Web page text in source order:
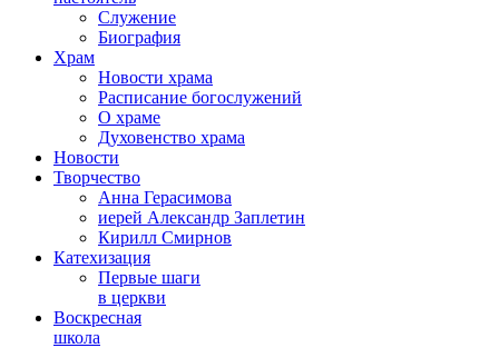
Служение
Биография
Храм
Новости храма
Расписание богослужений
О храме
Духовенство храма
Новости
Творчество
Анна Герасимова
иерей Александр Заплетин
Кирилл Смирнов
Катехизация
Первые шаги
в церкви
Воскресная
школа